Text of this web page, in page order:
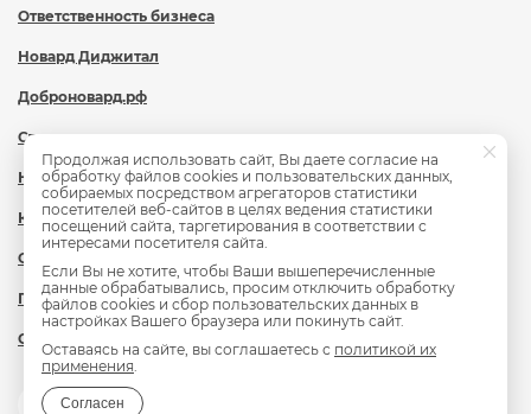
Ответственность бизнеса
Новард Диджитал
Доброновард.рф
Статьи
Новости
Контакты
Охрана труда
Политика обработки персональных данных
Сведения об образовательной организации
Продолжая использовать сайт, Вы даете согласие на
обработку файлов cookies и пользовательских данных,
собираемых посредством агрегаторов статистики
посетителей веб-сайтов в целях ведения статистики
посещений сайта, таргетирования в соответствии с
интересами посетителя сайта.
Если Вы не хотите, чтобы Ваши вышеперечисленные
данные обрабатывались, просим отключить обработку
файлов cookies и сбор пользовательских данных в
настройках Вашего браузера или покинуть сайт.
Оставаясь на сайте, вы соглашаетесь с политикой их
применения.
Согласен